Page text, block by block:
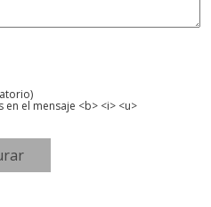
el mensaje <b> <i> <u>